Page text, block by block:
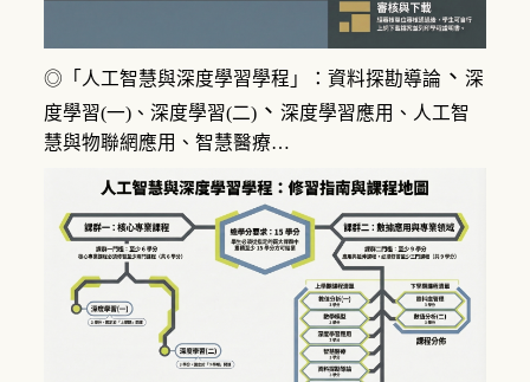
◎「人工智慧與深度學習學程」： 資料探勘導論 、 深
度學習(一)、 深度學習(二) 、 深度學習應用 、 人工智
慧與物聯網應用、智慧醫療…